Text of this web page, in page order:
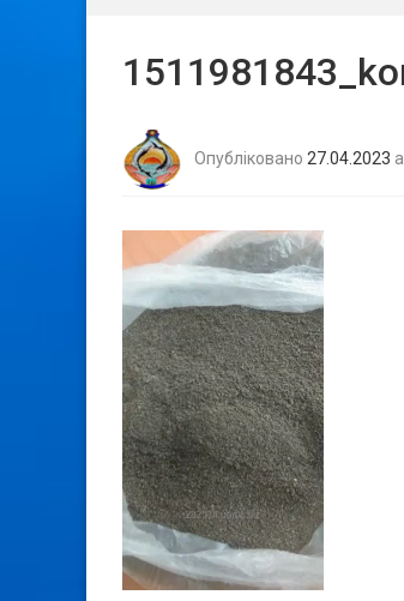
Опубліковано 27.04.2023